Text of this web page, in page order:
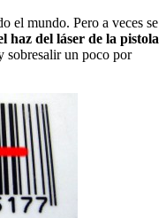
el mundo. Pero a veces se
haz del láser de la pistola
sobresalir un poco por